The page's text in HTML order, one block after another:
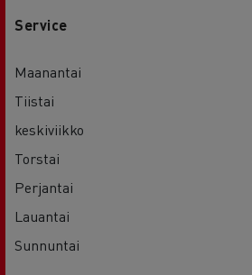
Service
Maanantai
Tiistai
keskiviikko
Torstai
Perjantai
Lauantai
Sunnuntai